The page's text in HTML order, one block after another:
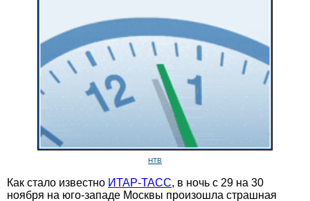
НТВ
Как стало известно ИТАР-ТАСС, в ночь с 29 на 30
ноября на юго-западе Москвы произошла страшная